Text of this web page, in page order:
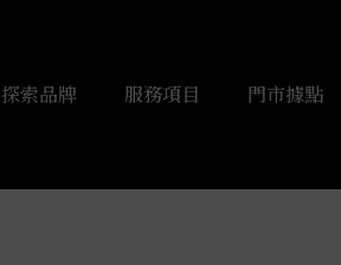
探索品牌 服務項目 門市據點